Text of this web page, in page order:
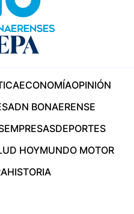
ECONOMÍAOPINIÓN
ADN BONAERENSE
EMPRESASDEPORTES
HOYMUNDO MOTOR
HISTORIA